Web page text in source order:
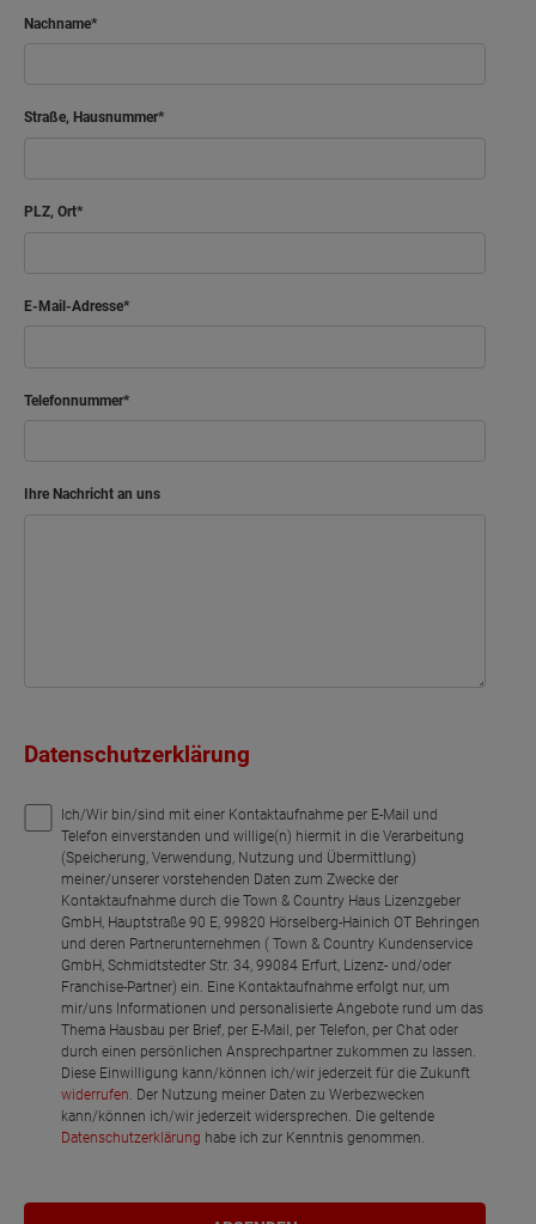
Nachname
Straße, Hausnummer
PLZ, Ort
E-Mail-Adresse
Telefonnummer
Ihre Nachricht an uns
Datenschutzerklärung
Ich/Wir bin/sind mit einer Kontaktaufnahme per E-Mail und
Telefon einverstanden und willige(n) hiermit in die Verarbeitung
(Speicherung, Verwendung, Nutzung und Übermittlung)
meiner/unserer vorstehenden Daten zum Zwecke der
Kontaktaufnahme durch die Town & Country Haus Lizenzgeber
GmbH, Hauptstraße 90 E, 99820 Hörselberg-Hainich OT Behringen
und deren Partnerunternehmen ( Town & Country Kundenservice
GmbH, Schmidtstedter Str. 34, 99084 Erfurt, Lizenz- und/oder
Franchise-Partner) ein. Eine Kontaktaufnahme erfolgt nur, um
mir/uns Informationen und personalisierte Angebote rund um das
Thema Hausbau per Brief, per E-Mail, per Telefon, per Chat oder
durch einen persönlichen Ansprechpartner zukommen zu lassen.
Diese Einwilligung kann/können ich/wir jederzeit für die Zukunft
widerrufen. Der Nutzung meiner Daten zu Werbezwecken
kann/können ich/wir jederzeit widersprechen. Die geltende
Datenschutzerklärung habe ich zur Kenntnis genommen.